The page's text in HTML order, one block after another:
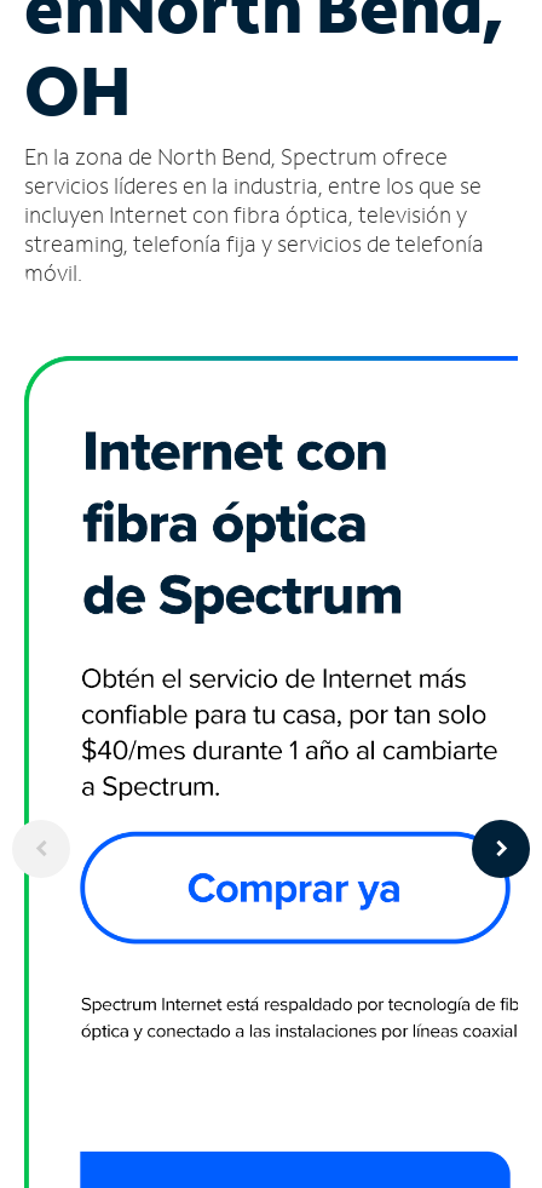
cuenta
Encuentra
tienda
OH
En la zona de North Bend, Spectrum ofrece
servicios líderes en la industria, entre los que se
incluyen Internet con fibra óptica, televisión y
streaming, telefonía fija y servicios de telefonía
móvil.